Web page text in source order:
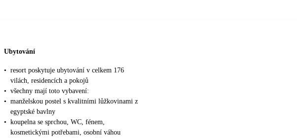
Ubytování
• resort poskytuje ubytování v celkem 176
vilách, residencích a pokojů
• všechny mají toto vybavení:
• manželskou postel s kvalitními lůžkovinami z
egyptské bavlny
• koupelna se sprchou, WC, fénem,
kosmetickými potřebami, osobní váhou